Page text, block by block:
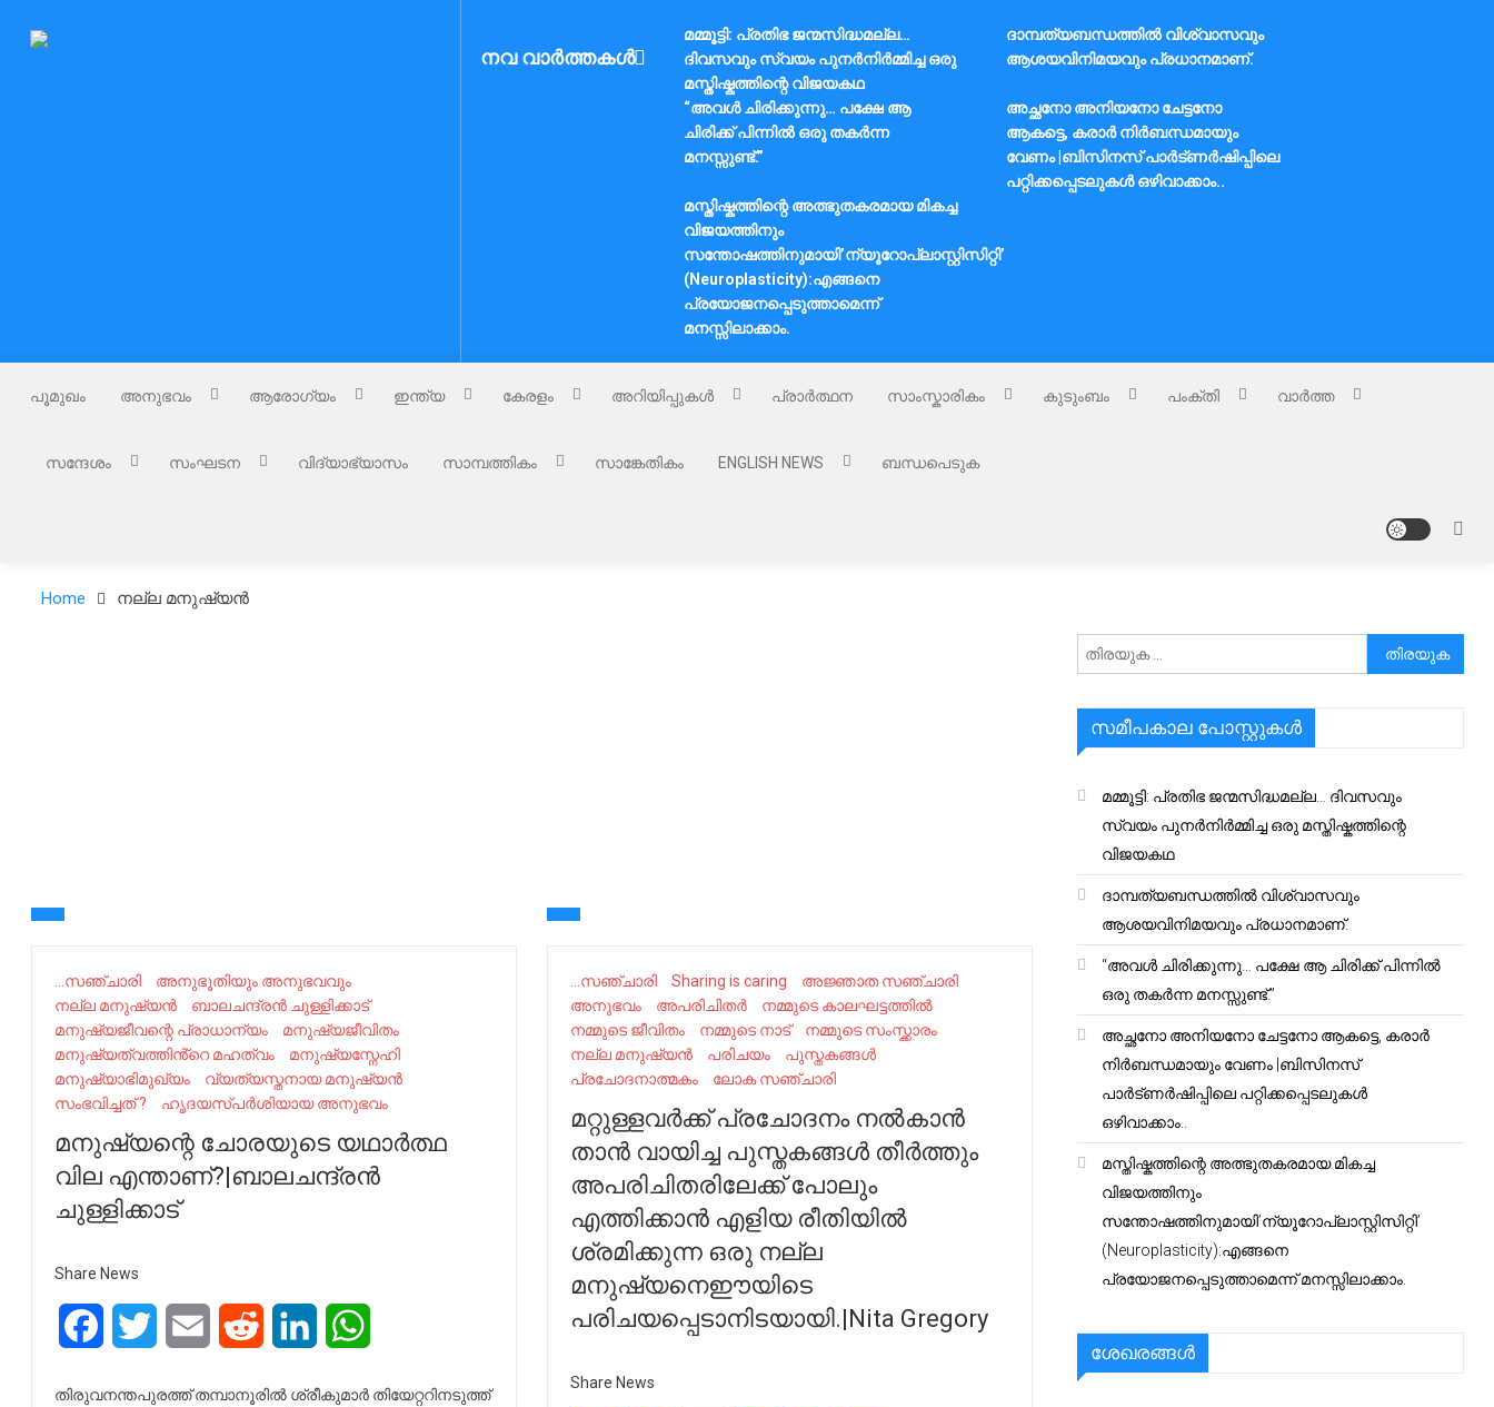
Nammude Naadu നവ വാർത്തകൾ
മമ്മൂട്ടി: പ്രതിഭ ജന്മസിദ്ധമല്ല…
ദിവസവും സ്വയം പുനർനിർമ്മിച്ച ഒരു
മസ്തിഷ്കത്തിന്റെ വിജയകഥ
ദാമ്പത്യബന്ധത്തിൽ വിശ്വാസവും
ആശയവിനിമയവും പ്രധാനമാണ്.
“അവൾ ചിരിക്കുന്നു… പക്ഷേ ആ
ചിരിക്ക് പിന്നിൽ ഒരു തകർന്ന
മനസ്സുണ്ട്.”
അച്ഛനോ അനിയനോ ചേട്ടനോ
ആകട്ടെ, കരാർ നിർബന്ധമായും
വേണം |ബിസിനസ് പാർട്ണർഷിപ്പിലെ
പറ്റിക്കപ്പെടലുകൾ ഒഴിവാക്കാം..
മസ്തിഷ്കത്തിന്റെ അത്ഭുതകരമായ മികച്ച
വിജയത്തിനും
സന്തോഷത്തിനുമായി’ന്യൂറോപ്ലാസ്റ്റിസിറ്റി’
(Neuroplasticity):എങ്ങനെ
പ്രയോജനപ്പെടുത്താമെന്ന്
മനസ്സിലാക്കാം.
പൂമുഖം അനുഭവം ആരോഗ്യം ഇന്ത്യ കേരളം അറിയിപ്പുകൾ പ്രാർത്ഥന സാംസ്കാരികം കുടുംബം പംക്തി വാർത്ത
സന്ദേശം സംഘടന വിദ്യാഭ്യാസം സാമ്പത്തികം സാങ്കേതികം ENGLISH NEWS ബന്ധപെടുക
Home നല്ല മനുഷ്യൻ
...സഞ്ചാരി
അനുഭൂതിയും അനുഭവവും
നല്ല മനുഷ്യൻ
ബാലചന്ദ്രൻ ചുള്ളിക്കാട്
മനുഷ്യജീവന്റെ പ്രാധാന്യം
മനുഷ്യജീവിതം
മനുഷ്യത്വത്തിൻ്റെ മഹത്വം
മനുഷ്യസ്നേഹി
മനുഷ്യാഭിമുഖ്യം
വ്യത്യസ്തനായ മനുഷ്യൻ
സംഭവിച്ചത് ?
ഹൃദയസ്പർശിയായ അനുഭവം
മനുഷ്യന്റെ ചോരയുടെ യഥാർത്ഥ
വില എന്താണ്?|ബാലചന്ദ്രൻ
ചുള്ളിക്കാട്
Share News
FacebookTwitter Email Reddit LinkedIn
തിരുവനന്തപുരത്ത് തമ്പാനൂരിൽ ശ്രീകുമാർ തിയേറ്ററിനടുത്ത്
...സഞ്ചാരി Sharing is caring
അജ്ഞാത സഞ്ചാരി
അനുഭവം
അപരിചിതർ
നമ്മുടെ കാലഘട്ടത്തിൽ
നമ്മുടെ ജീവിതം
നമ്മുടെ നാട്‌
നമ്മുടെ സംസ്ക്കാരം
നല്ല മനുഷ്യൻ
പരിചയം
പുസ്തകങ്ങൾ
പ്രചോദനാത്മകം
ലോക സഞ്ചാരി
മറ്റുള്ളവർക്ക് പ്രചോദനം നൽകാൻ
താൻ വായിച്ച പുസ്തകങ്ങൾ തീർത്തും
അപരിചിതരിലേക്ക് പോലും
എത്തിക്കാൻ എളിയ രീതിയിൽ
ശ്രമിക്കുന്ന ഒരു നല്ല
മനുഷ്യനെഈയിടെ
പരിചയപ്പെടാനിടയായി.|Nita Gregory
Share News
അനേഷിക്കുക
സമീപകാല പോസ്റ്റുകൾ
മമ്മൂട്ടി: പ്രതിഭ ജന്മസിദ്ധമല്ല… ദിവസവും
സ്വയം പുനർനിർമ്മിച്ച ഒരു മസ്തിഷ്കത്തിന്റെ
വിജയകഥ
ദാമ്പത്യബന്ധത്തിൽ വിശ്വാസവും
ആശയവിനിമയവും പ്രധാനമാണ്.
“അവൾ ചിരിക്കുന്നു… പക്ഷേ ആ ചിരിക്ക് പിന്നിൽ
ഒരു തകർന്ന മനസ്സുണ്ട്.”
അച്ഛനോ അനിയനോ ചേട്ടനോ ആകട്ടെ, കരാർ
നിർബന്ധമായും വേണം |ബിസിനസ്
പാർട്ണർഷിപ്പിലെ പറ്റിക്കപ്പെടലുകൾ
ഒഴിവാക്കാം..
മസ്തിഷ്കത്തിന്റെ അത്ഭുതകരമായ മികച്ച
വിജയത്തിനും
സന്തോഷത്തിനുമായി’ന്യൂറോപ്ലാസ്റ്റിസിറ്റി’
(Neuroplasticity):എങ്ങനെ
പ്രയോജനപ്പെടുത്താമെന്ന് മനസ്സിലാക്കാം.
ശേഖരങ്ങൾ